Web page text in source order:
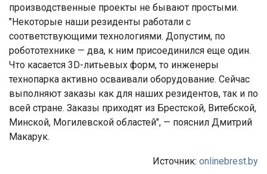
производственные проекты не бывают простыми.
"Некоторые наши резиденты работали с
соответствующими технологиями. Допустим, по
робототехнике — два, к ним присоединился еще один.
Что касается 3D-литьевых форм, то инженеры
технопарка активно осваивали оборудование. Сейчас
выполняют заказы как для наших резидентов, так и по
всей стране. Заказы приходят из Брестской, Витебской,
Минской, Могилевской областей", — пояснил Дмитрий
Макарук.
Источник: onlinebrest.by